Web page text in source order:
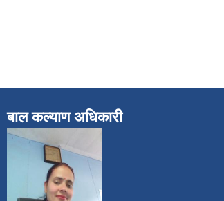
बाल कल्याण अधिकारी